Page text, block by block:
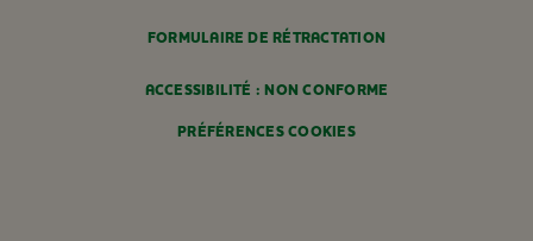
FORMULAIRE DE RÉTRACTATION
ACCESSIBILITÉ : NON CONFORME
PRÉFÉRENCES COOKIES